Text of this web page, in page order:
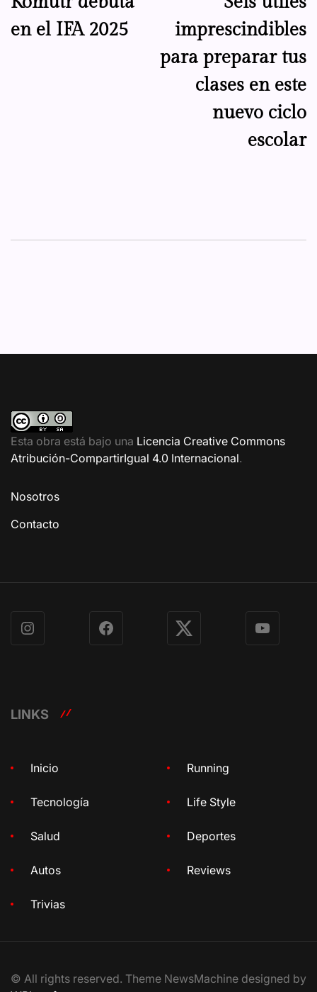
de
entradas
en el IFA 2025
imprescindibles
para preparar tus
clases en este
nuevo ciclo
escolar
Esta obra está bajo una Licencia Creative Commons
Atribución-CompartirIgual 4.0 Internacional.
Nosotros
Contacto
Instagram Facebook X YouTube
LINKS
Inicio Running
Tecnología Life Style
Salud Deportes
Autos Reviews
Trivias
© All rights reserved. Theme NewsMachine designed by